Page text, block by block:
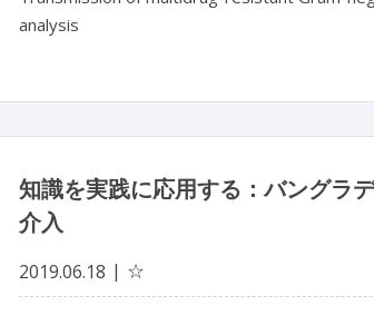
analysis
知識を実践に応用する：バングラ
介入
2019.06.18 ☆